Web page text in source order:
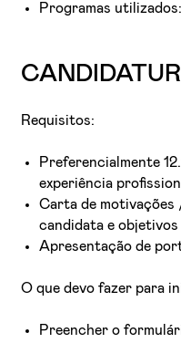
Programas
Requisitos:
Preferencialmente
experiência
Carta de motivações
candidata e
Apresentação de
O que devo fazer para
Preencher o